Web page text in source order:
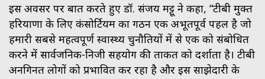
इस अवसर पर बात करते हुए डॉ. संजय मट्टू ने कहा, “टीबी मुक्त
हरियाणा के लिए कंसोर्टियम का गठन एक अभूतपूर्व पहल है जो
हमारी सबसे महत्वपूर्ण स्वास्थ्य चुनौतियों में से एक को संबोधित
करने में सार्वजनिक-निजी सहयोग की ताकत को दर्शाता है। टीबी
अनगिनत लोगों को प्रभावित कर रहा है और इस साझेदारी के